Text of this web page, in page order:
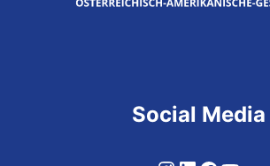
Social Media